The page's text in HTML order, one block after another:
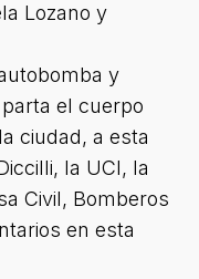
Lozano y
y
el cuerpo
ciudad, a esta
la UCI, la
Civil, Bomberos
en esta